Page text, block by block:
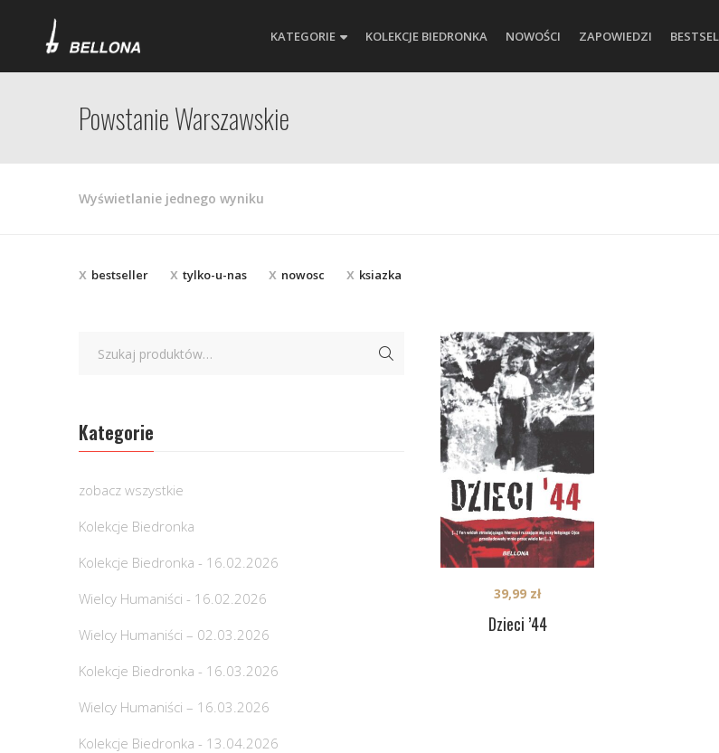
KATEGORIE KOLEKCJE BIEDRONKA NOWOŚCI ZAPOWIEDZI
Powstanie Warszawskie
Wyświetlanie jednego wyniku
bestseller tylko-u-nas nowosc ksiazka
Dzieci ’44
39,99 zł
Kategorie
zobacz wszystkie
Kolekcje Biedronka
Kolekcje Biedronka - 16.02.2026
Wielcy Humaniści - 16.02.2026
Wielcy Humaniści – 02.03.2026
Kolekcje Biedronka - 16.03.2026
Wielcy Humaniści – 16.03.2026
Kolekcje Biedronka - 13.04.2026